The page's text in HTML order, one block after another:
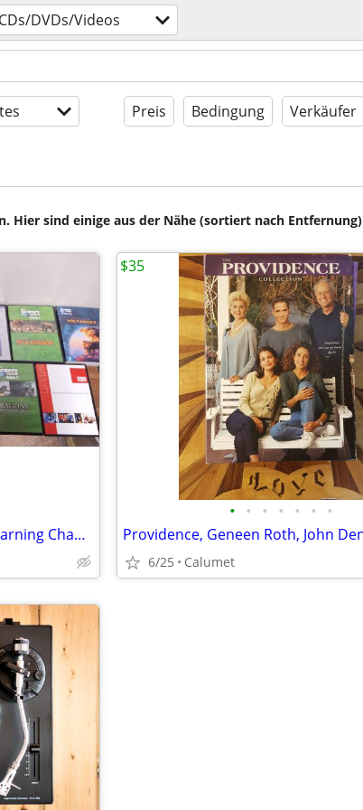
CDs/DVDs/Videos
Preis Bedingung Verkäufer
Hier sind einige aus der Nähe (sortiert nach Entfernung)
13 DVD's - Discovery Channel, Learning Channel, Movies and more
• • • • • • •
6/25 Calumet
$35